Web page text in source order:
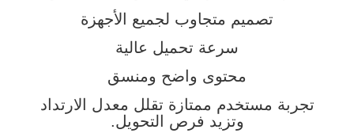
تصميم متجاوب لجميع الأجهزة
سرعة تحميل عالية
محتوى واضح ومنسق
تجربة مستخدم ممتازة تقلل معدل الارتداد
وتزيد فرص التحويل.